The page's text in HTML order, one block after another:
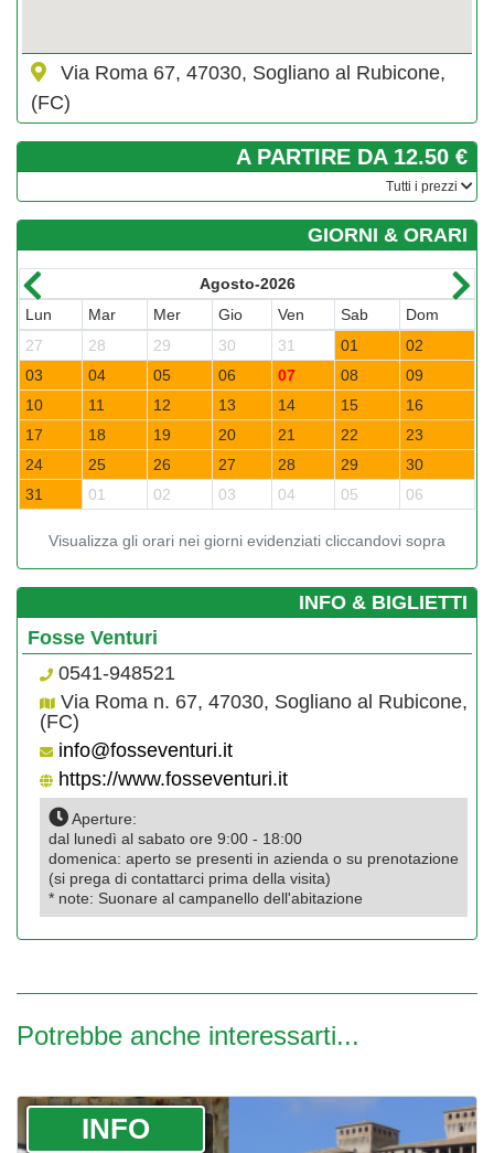
Via Roma 67, 47030, Sogliano al Rubicone,
(FC)
A PARTIRE DA 12.50 €
­Tutti i prezzi
GIORNI & ORARI
Agosto-2026
Lun
Mar Mer Gio Ven Sab
Dom
27
28 29 30 31 01
02
03
04 05 06 07 08
09
10
11 12 13 14 15
16
17
18 19 20 21 22
23
24
25 26 27 28 29
30
31
01 02 03 04 05 06
Visualizza gli orari nei giorni evidenziati cliccandovi sopra
­INFO & BIGLIETTI
Fosse Venturi
0541-948521
Via Roma n. 67, 47030, Sogliano al Rubicone,
(FC)
info@fosseventuri.it
https://www.fosseventuri.it
Aperture:
dal lunedì al sabato ore 9:00 - 18:00
domenica: aperto se presenti in azienda o su prenotazione
(si prega di contattarci prima della visita)
* note: Suonare al campanello dell'abitazione
Potrebbe anche interessarti...
­INFO